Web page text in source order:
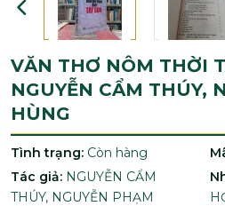
VĂN THƠ NÔM THỜI
NGUYỄN CẨM THÚY,
HÙNG
Tình trạng: Còn hàng
Tác giả: NGUYỄN CẨM
THÚY, NGUYỄN PHẠM